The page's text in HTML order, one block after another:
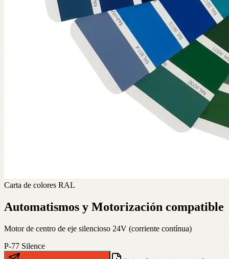
Carta de colores RAL
Automatismos y Motorización compatible
Motor de centro de eje silencioso 24V (corriente contínua)
P-77 Silence